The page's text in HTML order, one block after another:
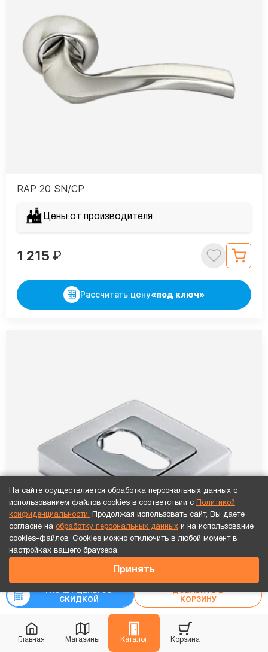
Главная Магазины Каталог Корзина
Точный расчет за 10 минут по СМС или телефону!
СКИДКОЙ
КОРЗИНУ
RAP 20 SN/CP
Цены от производителя
1 215 ₽
Рассчитать цену«под ключ»
MORELLI MH-KH-S55 SC/CP Цвет - матовый
хром/полированный хром
Цены от производителя
На сайте осуществляется обработка персональных данных с
использованием файлов cookies в соответствии с
Политикой
конфиденциальности. Продолжая использовать сайт, Вы даете
согласие на обработку персональных данных и на использование
cookies-файлов. Cookies можно отключить в любой момент в
настройках вашего браузера.
Принять